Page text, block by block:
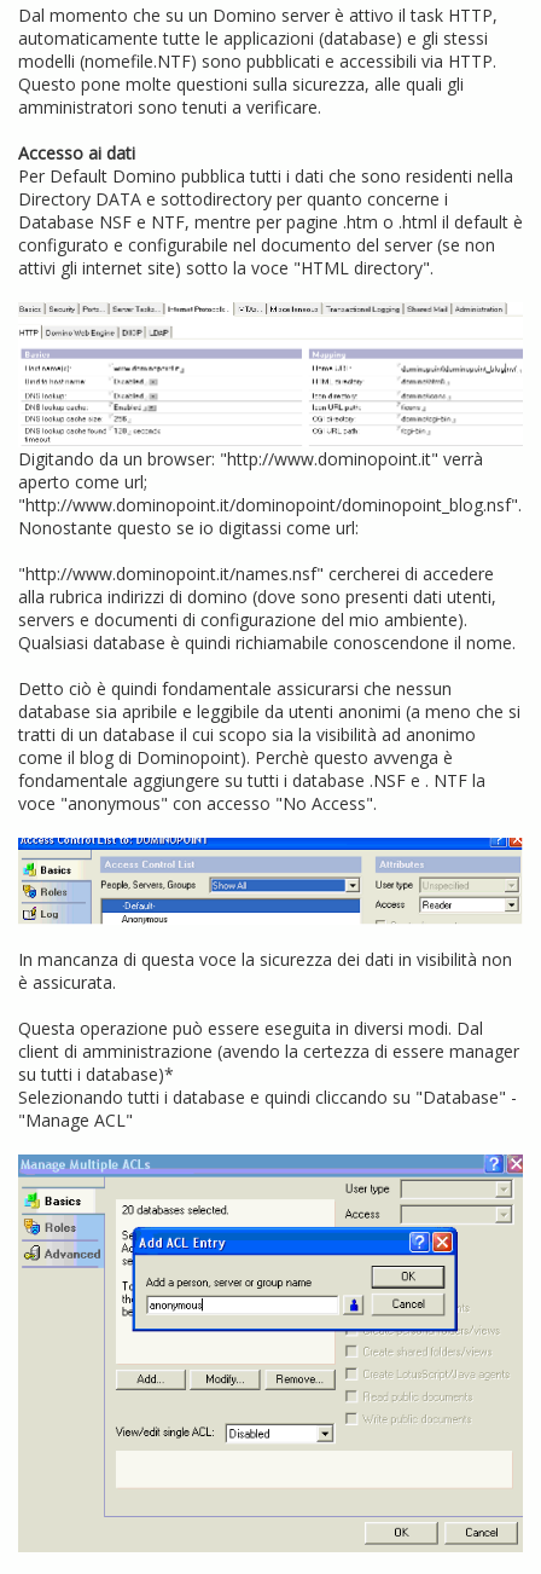
Dal momento che su un Domino server è attivo il task HTTP,
automaticamente tutte le applicazioni (database) e gli stessi
modelli (nomefile.NTF) sono pubblicati e accessibili via HTTP.
Questo pone molte questioni sulla sicurezza, alle quali gli
amministratori sono tenuti a verificare.
Accesso ai dati
Per Default Domino pubblica tutti i dati che sono residenti nella
Directory DATA e sottodirectory per quanto concerne i
Database NSF e NTF, mentre per pagine .htm o .html il default è
configurato e configurabile nel documento del server (se non
attivi gli internet site) sotto la voce "HTML directory".
Digitando da un browser: "http://www.dominopoint.it" verrà
aperto come url;
"http://www.dominopoint.it/dominopoint/dominopoint_blog.nsf".
Nonostante questo se io digitassi come url:
"http://www.dominopoint.it/names.nsf" cercherei di accedere
alla rubrica indirizzi di domino (dove sono presenti dati utenti,
servers e documenti di configurazione del mio ambiente).
Qualsiasi database è quindi richiamabile conoscendone il nome.
Detto ciò è quindi fondamentale assicurarsi che nessun
database sia apribile e leggibile da utenti anonimi (a meno che si
tratti di un database il cui scopo sia la visibilità ad anonimo
come il blog di Dominopoint). Perchè questo avvenga è
fondamentale aggiungere su tutti i database .NSF e . NTF la
voce "anonymous" con accesso "No Access".
In mancanza di questa voce la sicurezza dei dati in visibilità non
è assicurata.
Questa operazione può essere eseguita in diversi modi. Dal
client di amministrazione (avendo la certezza di essere manager
su tutti i database)*
Selezionando tutti i database e quindi cliccando su "Database" -
"Manage ACL"